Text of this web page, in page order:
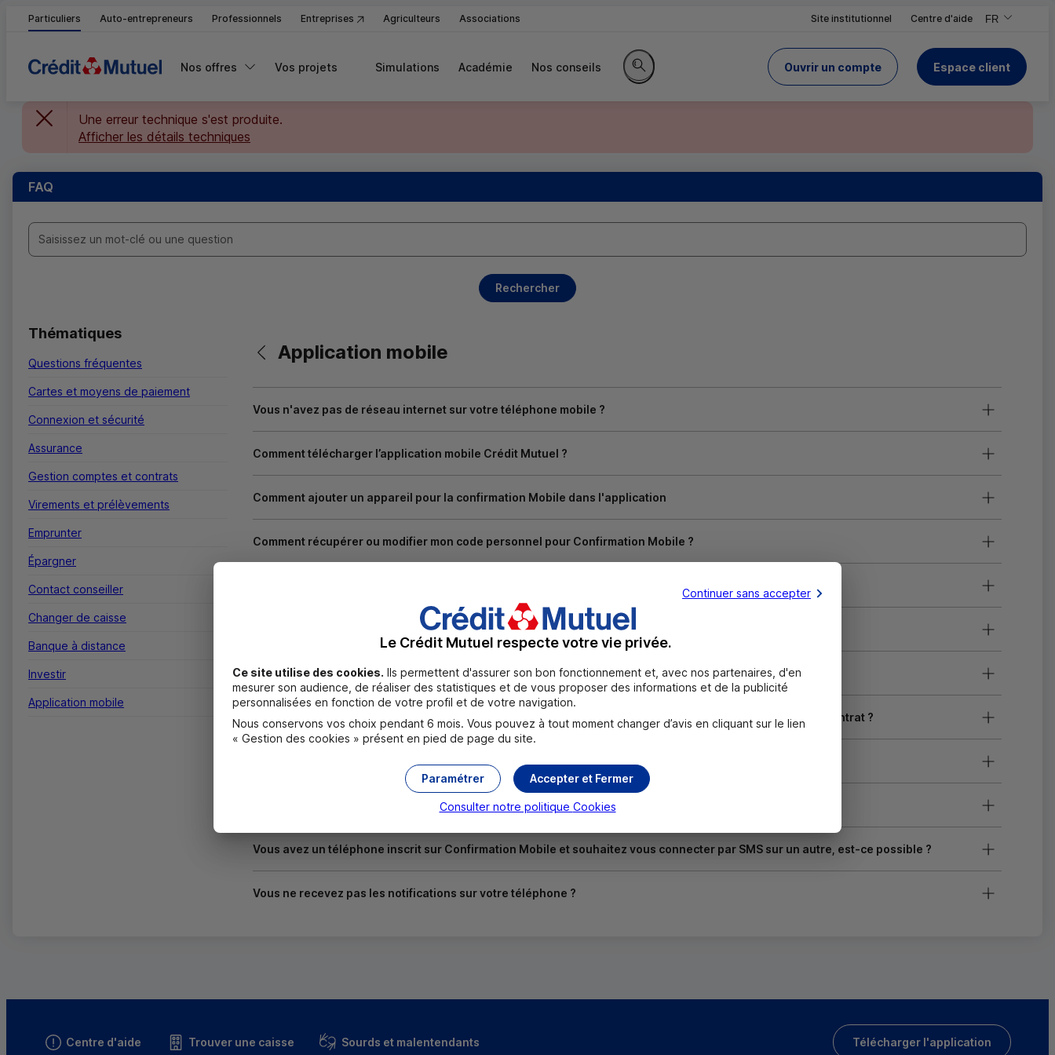
Particuliers Auto-entrepreneurs Professionnels Entreprises Agriculteurs Associations Site institutionnel Centre d'aide FR
,Version
,Changer de
Nos offres Vos projets Simulations Académie Nos conseils
Rechercher sur le site
Ouvrir un compte
du Crédit Mutuel Espace client
Une erreur technique s'est produite.
Afficher les détails techniques
FAQ
Saisissez un mot-clé ou une question
Rechercher
Thématiques
Questions fréquentes
Cartes et moyens de paiement
Connexion et sécurité
Assurance
Gestion comptes et contrats
Virements et prélèvements
Emprunter
Épargner
Contact conseiller
Changer de caisse
Banque à distance
Investir
Application mobile
Retour vers la page précédente
Application mobile
Vous n'avez pas de réseau internet sur votre téléphone mobile ?
Comment télécharger l’application mobile Crédit Mutuel ?
Comment ajouter un appareil pour la confirmation Mobile dans l'application
Comment récupérer ou modifier mon code personnel pour Confirmation Mobile ?
Vous avez perdu votre téléphone ou vous vous l'êtes fait voler ?
Votre téléphone est ancien et ne vous permet plus d'accéder à Confirmation Mobile ?
Vous souhaitez enregistrer un autre téléphone sur Confirmation Mobile pour vous connecter à un même contrat ?
Confirmation Mobile est-il directement activé pour pouvoir vous connecter ?
Vous avez un téléphone inscrit sur Confirmation Mobile et souhaitez vous connecter par SMS sur un autre, est-ce possible ?
Vous ne recevez pas les notifications sur votre téléphone ?
Centre d'aide Trouver une caisse Sourds et malentendants Télécharger l'application
Continuer sans accepter
Le Crédit Mutuel respecte votre vie privée.
Ce site utilise des cookies. Ils permettent d'assurer son bon fonctionnement et, avec nos partenaires, d'en
mesurer son audience, de réaliser des statistiques et de vous proposer des informations et de la publicité
personnalisées en fonction de votre profil et de votre navigation.
Nous conservons vos choix pendant 6 mois. Vous pouvez à tout moment changer d’avis en cliquant sur le lien
« Gestion des cookies » présent en pied de page du site.
Accepter et Fermer
Paramétrer
Consulter notre politique Cookies